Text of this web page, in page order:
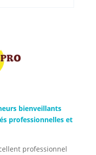
bienveillants
professionnelles et
professionnel